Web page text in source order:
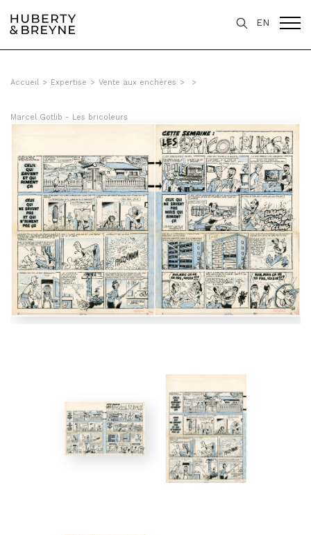
EN
Accueil > Expertise > Vente aux enchères > >
Marcel Gotlib - Les bricoleurs